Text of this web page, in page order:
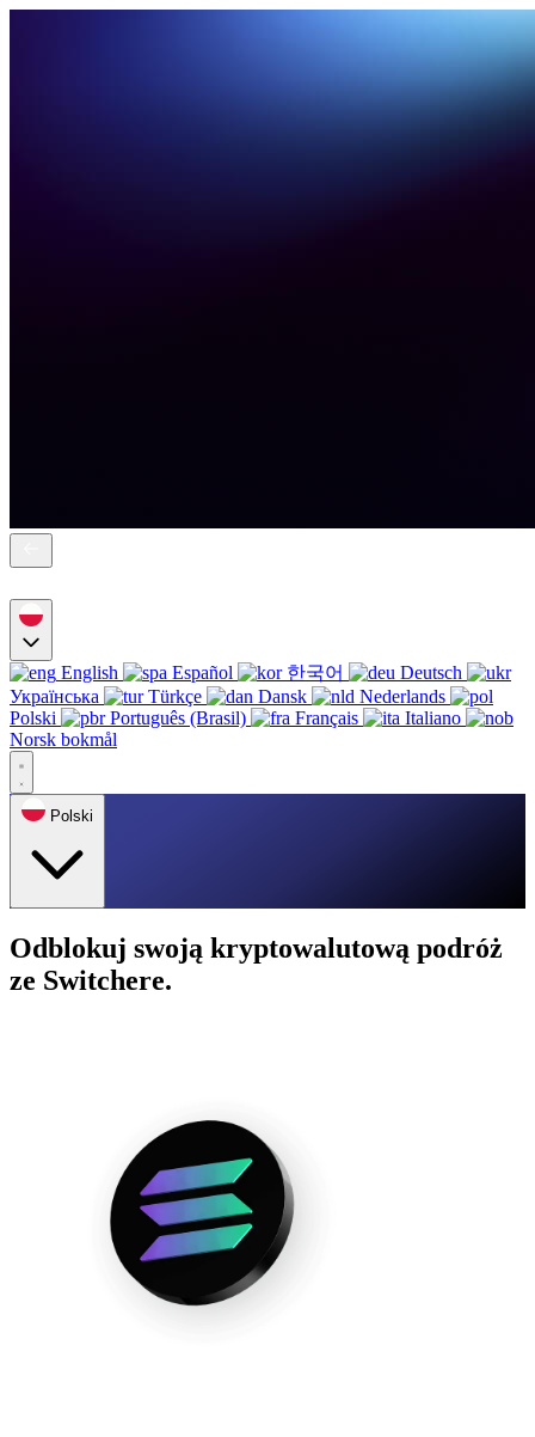
English Español 한국어
Deutsch
Українська
Türkçe Dansk
Nederlands
Polski
Português (Brasil) Français
Italiano
Norsk bokmål
Polski
Odblokuj swoją kryptowalutową podróż
ze Switchere.